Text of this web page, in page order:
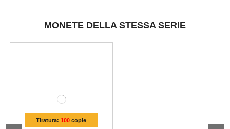
MONETE DELLA STESSA SERIE
Tiratura:100 copie